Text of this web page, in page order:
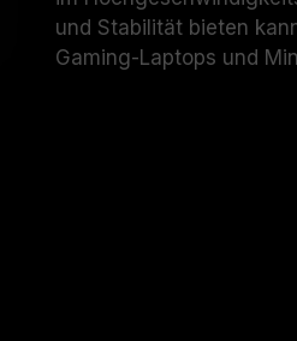
und Stabilität bieten
Gaming-Laptops und